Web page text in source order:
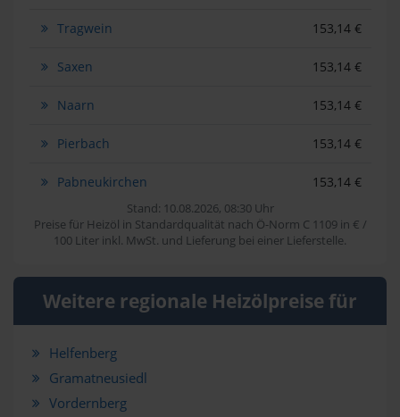
Tragwein 153,14 €
Saxen 153,14 €
Naarn 153,14 €
Pierbach 153,14 €
Pabneukirchen 153,14 €
Stand: 10.08.2026, 08:30 Uhr
Preise für Heizöl in Standardqualität nach Ö-Norm C 1109 in € /
100 Liter inkl. MwSt. und Lieferung bei einer Lieferstelle.
Weitere regionale Heizölpreise für
Helfenberg
Gramatneusiedl
Vordernberg